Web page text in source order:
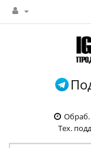
Обраб.
Тех.